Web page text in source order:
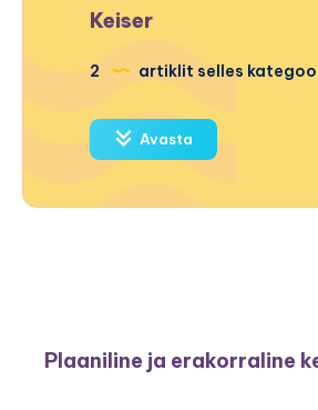
Keiser
2 artiklit selles
Avasta
Plaaniline ja erakorraline